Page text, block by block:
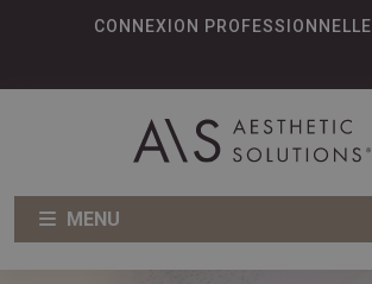
CONNEXION PROFESSIONNELLE
MENU